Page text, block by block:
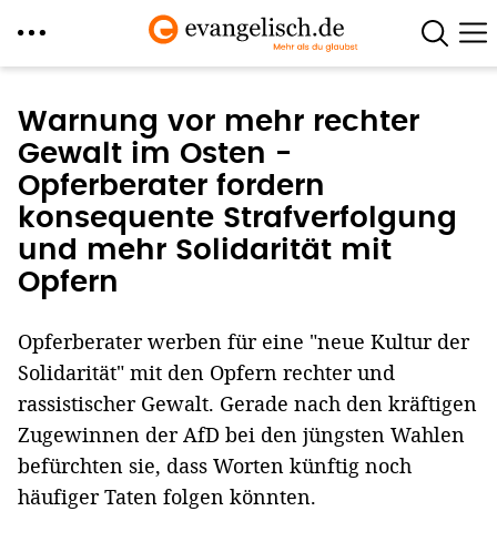
zum
Inhalt
Warnung vor mehr rechter
Gewalt im Osten -
Opferberater fordern
konsequente Strafverfolgung
und mehr Solidarität mit
Opfern
Opferberater werben für eine "neue Kultur der
Solidarität" mit den Opfern rechter und
rassistischer Gewalt. Gerade nach den kräftigen
Zugewinnen der AfD bei den jüngsten Wahlen
befürchten sie, dass Worten künftig noch
häufiger Taten folgen könnten.